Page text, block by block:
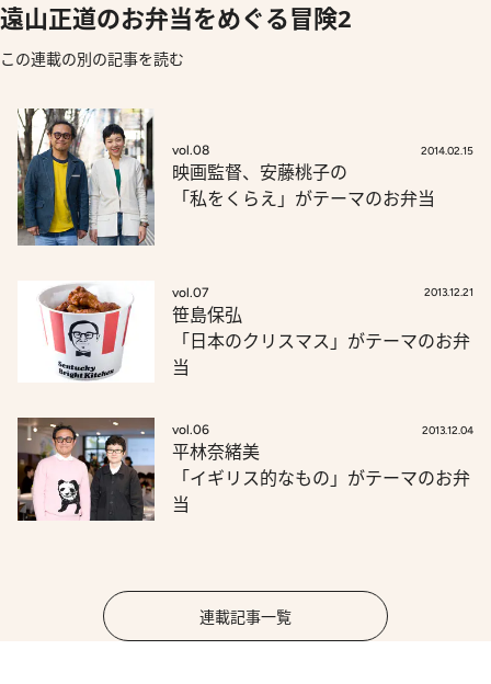
遠山正道のお弁当をめぐる冒険2
この連載の別の記事を読む
vol.08 2014.02.15
映画監督、安藤桃子の
「私をくらえ」がテーマのお弁当
vol.07 2013.12.21
笹島保弘
「日本のクリスマス」がテーマのお弁
当
vol.06 2013.12.04
平林奈緒美
「イギリス的なもの」がテーマのお弁
当
連載記事一覧